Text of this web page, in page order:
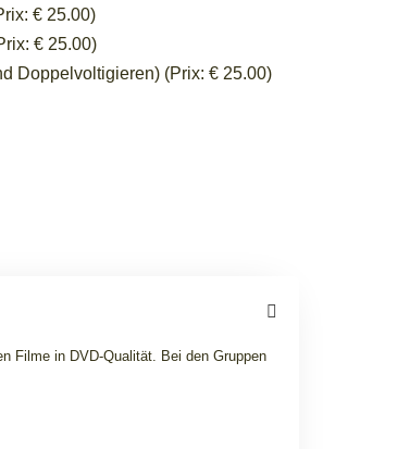
€ 25.00)
€ 25.00)
Doppelvoltigieren) (Prix: € 25.00)
Filme in DVD-Qualität. Bei den Gruppen